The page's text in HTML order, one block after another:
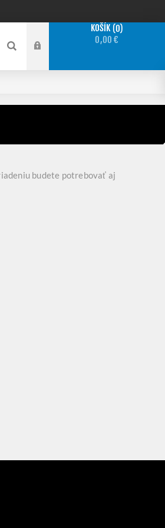
KOŠÍK 0
0,00 €
budete potrebovať aj